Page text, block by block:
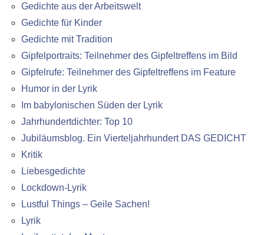
Gedichte aus der Arbeitswelt
Gedichte für Kinder
Gedichte mit Tradition
Gipfelportraits: Teilnehmer des Gipfeltreffens im Bild
Gipfelrufe: Teilnehmer des Gipfeltreffens im Feature
Humor in der Lyrik
Im babylonischen Süden der Lyrik
Jahrhundertdichter: Top 10
Jubiläumsblog. Ein Vierteljahrhundert DAS GEDICHT
Kritik
Liebesgedichte
Lockdown-Lyrik
Lustful Things – Geile Sachen!
Lyrik